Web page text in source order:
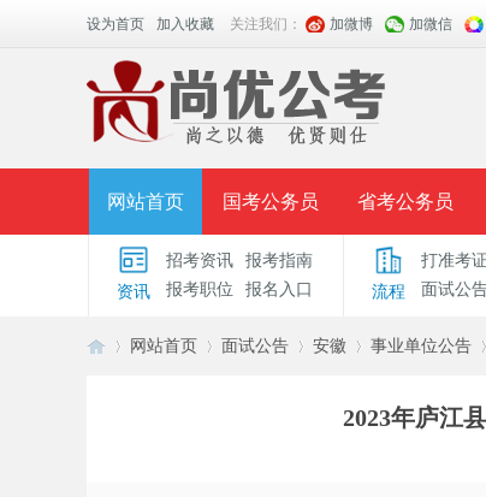
设为首页 加入收藏 关注我们： 加微博 加微信
网站首页 国考公务员 省考公务员
面授课程 招考公告 面试公告 报
时政热点 视频课堂 名师团队 学
资讯
招考资讯
报考指南
报考职位
报名入口 流程
打准考证
面试公
网站首页 面试公告 安徽 事业单位公告
2023年庐江